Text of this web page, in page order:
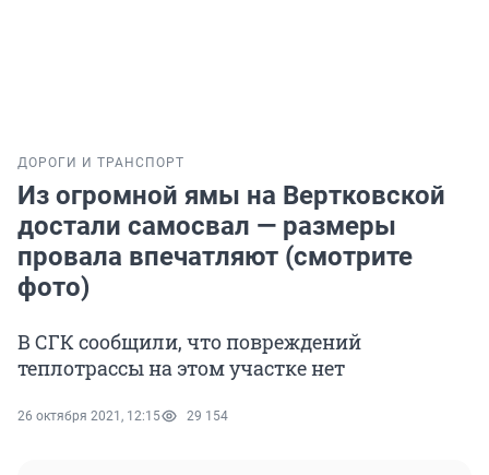
ДОРОГИ И ТРАНСПОРТ
Из огромной ямы на Вертковской
достали самосвал — размеры
провала впечатляют (смотрите
фото)
В СГК сообщили, что повреждений
теплотрассы на этом участке нет
26 октября 2021, 12:15 29 154